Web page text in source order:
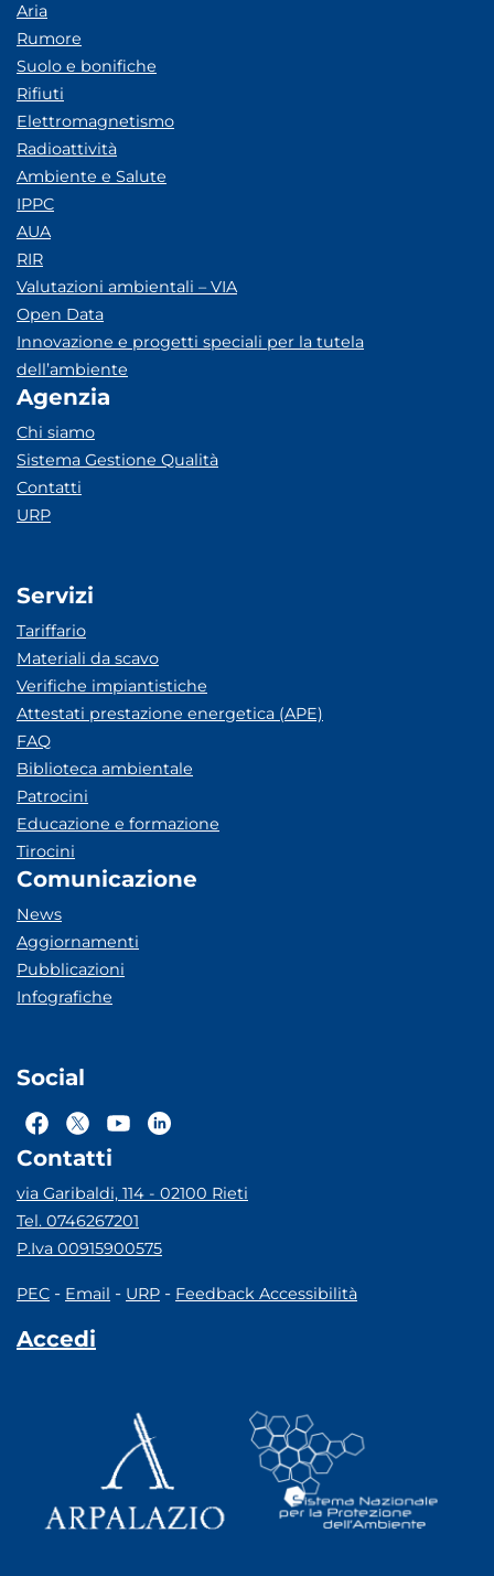
Aria
Rumore
Suolo e bonifiche
Rifiuti
Elettromagnetismo
Radioattività
Ambiente e Salute
IPPC
AUA
RIR
Valutazioni ambientali – VIA
Open Data
Innovazione e progetti speciali per la tutela
dell’ambiente
Agenzia
Chi siamo
Sistema Gestione Qualità
Contatti
URP
Servizi
Tariffario
Materiali da scavo
Verifiche impiantistiche
Attestati prestazione energetica (APE)
FAQ
Biblioteca ambientale
Patrocini
Educazione e formazione
Tirocini
Comunicazione
News
Aggiornamenti
Pubblicazioni
Infografiche
Social
Contatti
via Garibaldi, 114 - 02100 Rieti
Tel. 0746267201
P.Iva 00915900575
PEC - Email - URP - Feedback Accessibilità
Accedi